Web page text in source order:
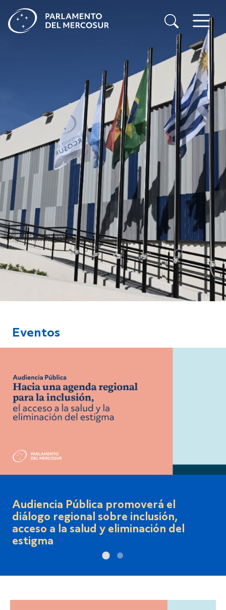
Eventos
Ciclo de Seminarios sobre el Rol del
PARLASUR - 2° Seminario -"Hacia
2030: Elecciones Directas y calidad
democrática del PARLASUR".